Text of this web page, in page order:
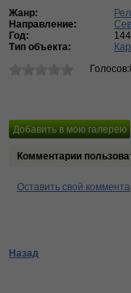
Жанр:
Направление:
Год:
Тип объекта:
Комментарии
Оставить свой
Назад